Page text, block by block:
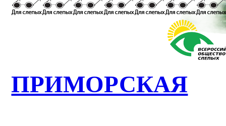
ПРИМОРСКАЯ